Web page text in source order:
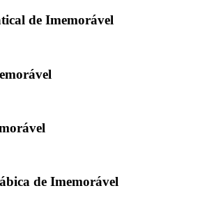
de Imemorável
de Imemorável